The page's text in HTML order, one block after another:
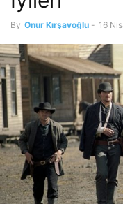
By Onur Kırşavoğlu - 16